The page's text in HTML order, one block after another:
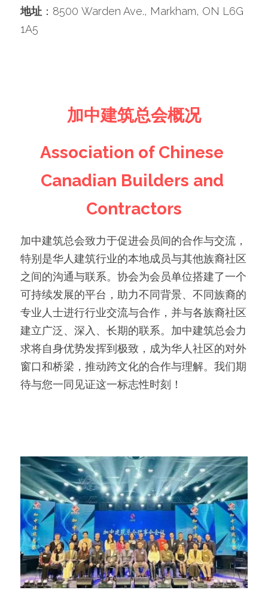
地址 ：8500 Warden Ave., Markham, ON L6G
1A5
加中建筑总会概况
Association of Chinese
Canadian Builders and
Contractors
加中建筑总会致力于促进会员间的合作与交流，
特别是华人建筑行业的本地成员与其他族裔社区
之间的沟通与联系。协会为会员单位搭建了一个
可持续发展的平台，助力不同背景、不同族裔的
专业人士进行行业交流与合作，并与各族裔社区
建立广泛、深入、长期的联系。加中建筑总会力
求将自身优势发挥到极致，成为华人社区的对外
窗口和桥梁，推动跨文化的合作与理解。我们期
待与您一同见证这一标志性时刻！